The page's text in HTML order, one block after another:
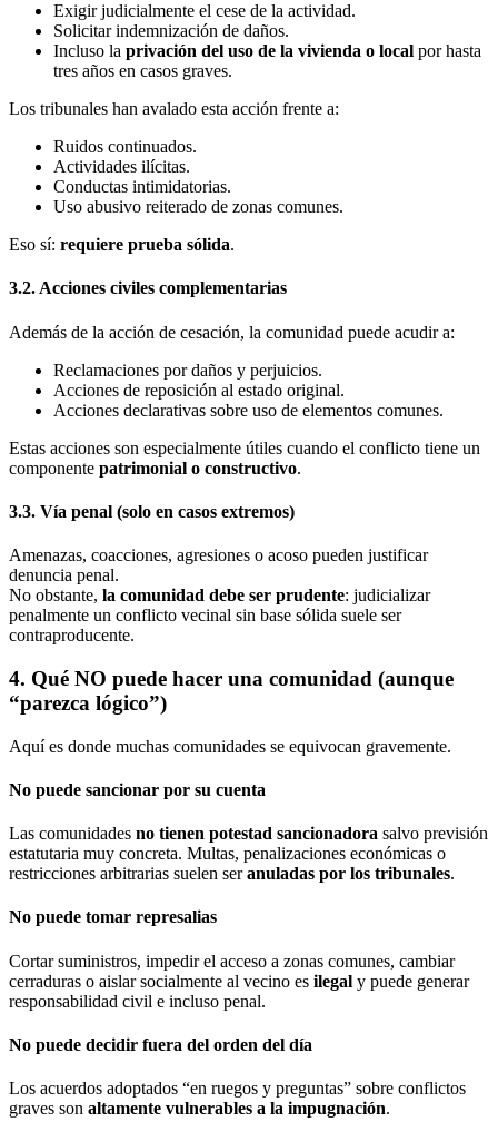
Exigir judicialmente el cese de la actividad.
Solicitar indemnización de daños.
Incluso la privación del uso de la vivienda o local por hasta
tres años en casos graves.
Los tribunales han avalado esta acción frente a:
Ruidos continuados.
Actividades ilícitas.
Conductas intimidatorias.
Uso abusivo reiterado de zonas comunes.
Eso sí: requiere prueba sólida.
3.2. Acciones civiles complementarias
Además de la acción de cesación, la comunidad puede acudir a:
Reclamaciones por daños y perjuicios.
Acciones de reposición al estado original.
Acciones declarativas sobre uso de elementos comunes.
Estas acciones son especialmente útiles cuando el conflicto tiene un
componente patrimonial o constructivo.
3.3. Vía penal (solo en casos extremos)
Amenazas, coacciones, agresiones o acoso pueden justificar
denuncia penal.
No obstante, la comunidad debe ser prudente: judicializar
penalmente un conflicto vecinal sin base sólida suele ser
contraproducente.
4. Qué NO puede hacer una comunidad (aunque
“parezca lógico”)
Aquí es donde muchas comunidades se equivocan gravemente.
No puede sancionar por su cuenta
Las comunidades no tienen potestad sancionadora salvo previsión
estatutaria muy concreta. Multas, penalizaciones económicas o
restricciones arbitrarias suelen seranuladas por los tribunales.
No puede tomar represalias
Cortar suministros, impedir el acceso a zonas comunes, cambiar
cerraduras o aislar socialmente al vecino es ilegal y puede generar
responsabilidad civil e incluso penal.
No puede decidir fuera del orden del día
Los acuerdos adoptados “en ruegos y preguntas” sobre conflictos
graves son altamente vulnerables a la impugnación.